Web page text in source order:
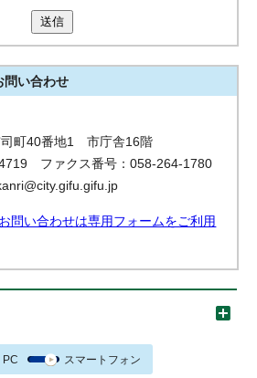
送信
問い合わせ
町40番地1 市庁舎16階
ファクス番号：058-264-1780
問い合わせは専用フォームをご利用
PC スマートフォン